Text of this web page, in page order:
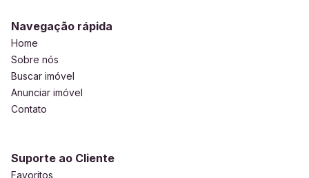
Navegação rápida
Home
Sobre nós
Buscar imóvel
Anunciar imóvel
Contato
Suporte ao Cliente
Favoritos